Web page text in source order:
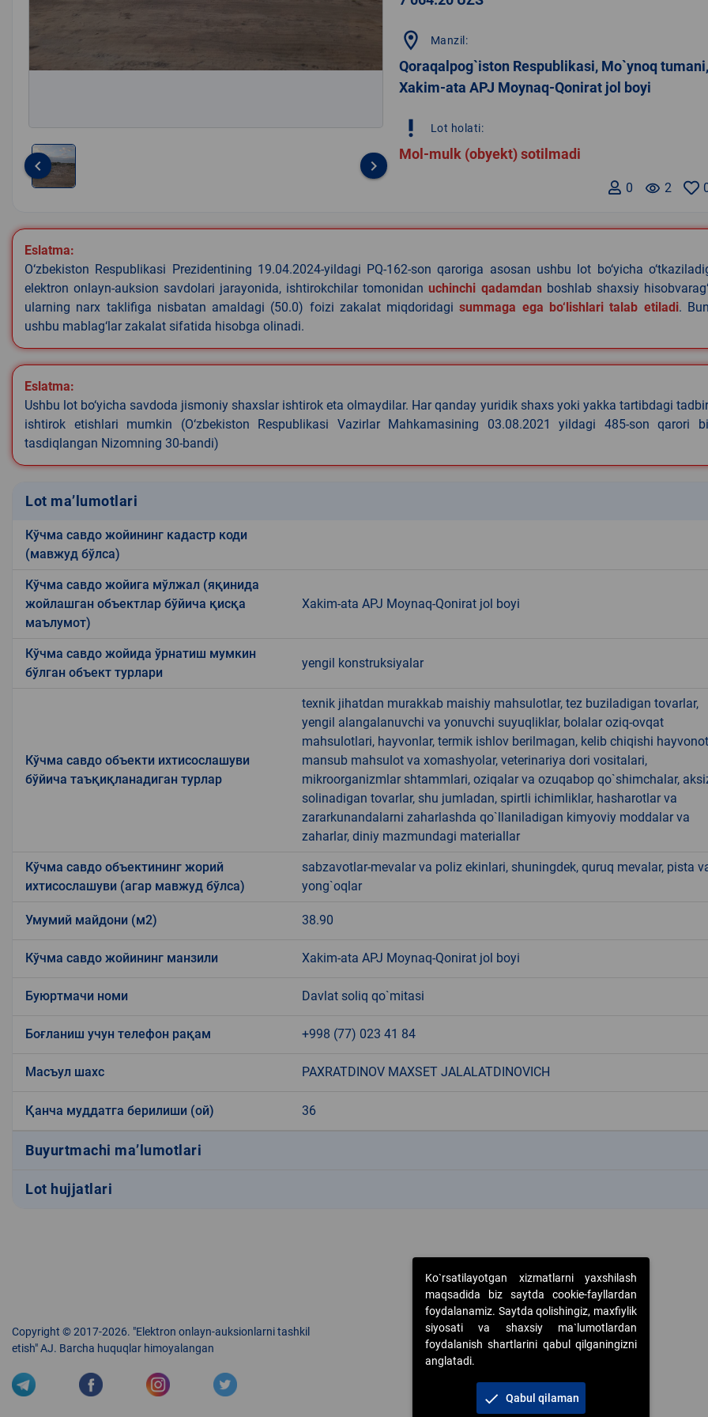
of
1
keyboard_arrow_left keyboard_arrow_right
location_on Manzil:
Qoraqalpog`iston Respublikasi, Mo`ynoq tumani,
Xakim-ata APJ Moynaq-Qonirat jol boyi
priority_high Lot holati:
Mol-mulk (obyekt) sotilmadi
remove_red_eye 2
0
Eslatma:
O‘zbekiston Respublikasi Prezidentining 19.04.2024-yildagi PQ-162-son qaroriga asosan ushbu lot bo‘yicha
elektron onlayn-auksion savdolari jarayonida, ishtirokchilar tomonidanuchinchi qadamdan boshlab shaxsiy
ularning narx taklifiga nisbatan amaldagi (50.0) foizi zakalat miqdoridagisummaga ega bo‘lishlari talab etiladi.
ushbu mablag‘lar zakalat sifatida hisobga olinadi.
Eslatma:
Ushbu lot bo‘yicha savdoda jismoniy shaxslar ishtirok eta olmaydilar. Har qanday yuridik shaxs yoki yakka tartibdagi
ishtirok etishlari mumkin (O‘zbekiston Respublikasi Vazirlar Mahkamasining 03.08.2021 yildagi 485-son qarori
tasdiqlangan Nizomning 30-bandi)
Lot ma’lumotlari
Кўчма савдо жойининг кадастр коди
(мавжуд бўлса)
Кўчма савдо жойига мўлжал (яқинида
жойлашган объектлар бўйича қисқа
маълумот)
Xakim-ata APJ Moynaq-Qonirat jol boyi
Кўчма савдо жойида ўрнатиш мумкин
бўлган объект турлари
yengil konstruksiyalar
Кўчма савдо объекти ихтисослашуви
бўйича таъқиқланадиган турлар
texnik jihatdan murakkab maishiy mahsulotlar, tez buziladigan tovarlar,
yengil alangalanuvchi va yonuvchi suyuqliklar, bolalar oziq-ovqat
mahsulotlari, hayvonlar, termik ishlov berilmagan, kelib chiqishi
mansub mahsulot va xomashyolar, veterinariya dori vositalari,
mikroorganizmlar shtammlari, oziqalar va ozuqabop qo`shimchalar,
solinadigan tovarlar, shu jumladan, spirtli ichimliklar, hasharotlar va
zararkunandalarni zaharlashda qo`llaniladigan kimyoviy moddalar va
zaharlar, diniy mazmundagi materiallar
Кўчма савдо объектининг жорий
ихтисослашуви (агар мавжуд бўлса)
sabzavotlar-mevalar va poliz ekinlari, shuningdek, quruq mevalar, pista
yong`oqlar
Умумий майдони (м2) 38.90
Кўчма савдо жойининг манзили Xakim-ata APJ Moynaq-Qonirat jol boyi
Буюртмачи номи Davlat soliq qo`mitasi
Боғланиш учун телефон рақам +998 (77) 023 41 84
Масъул шахс PAXRATDINOV MAXSET JALALATDINOVICH
Қанча муддатга берилиши (ой) 36
Buyurtmachi ma’lumotlari
Lot hujjatlari
Copyright © 2017-2026. "Elektron onlayn-auksionlarni tashkil
etish" AJ. Barcha huquqlar himoyalangan
Ko`rsatilayotgan xizmatlarni yaxshilash
maqsadida biz saytda cookie-fayllardan
foydalanamiz. Saytda qolishingiz, maxfiylik
siyosati va shaxsiy ma`lumotlardan
foydalanish shartlarini qabul qilganingizni
anglatadi.
check Qabul qilaman